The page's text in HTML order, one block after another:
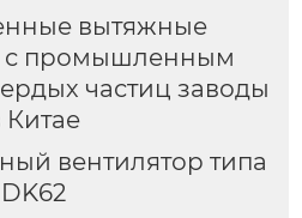
вытяжные
с промышленным
частиц заводы
Китае
вентилятор типа
DK62